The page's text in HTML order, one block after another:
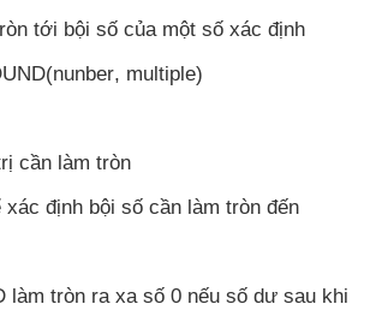
tới bội số của một số xác định
, multiple)
cần làm tròn
xác định bội số cần làm tròn đến
làm tròn ra xa số 0 nếu số dư sau khi